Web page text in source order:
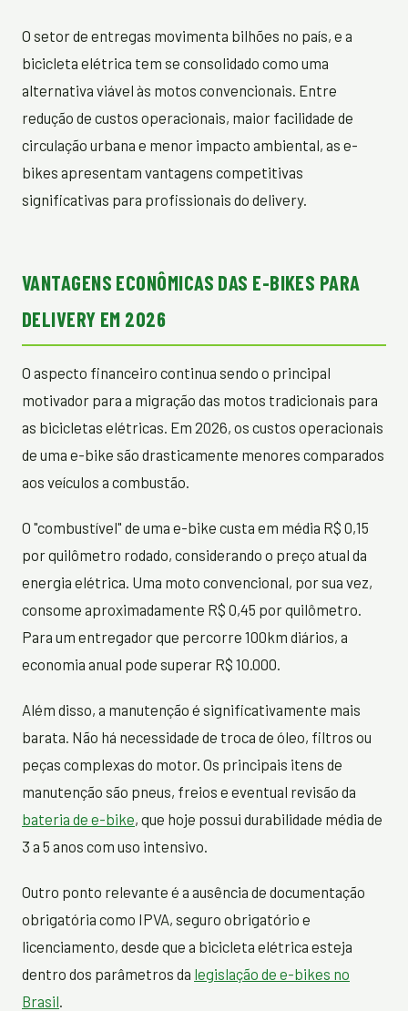
O setor de entregas movimenta bilhões no país, e a
bicicleta elétrica tem se consolidado como uma
alternativa viável às motos convencionais. Entre
redução de custos operacionais, maior facilidade de
circulação urbana e menor impacto ambiental, as e-
bikes apresentam vantagens competitivas
significativas para profissionais do delivery.
VANTAGENS ECONÔMICAS DAS E-BIKES PARA
DELIVERY EM 2026
O aspecto financeiro continua sendo o principal
motivador para a migração das motos tradicionais para
as bicicletas elétricas. Em 2026, os custos operacionais
de uma e-bike são drasticamente menores comparados
aos veículos a combustão.
O "combustível" de uma e-bike custa em média R$ 0,15
por quilômetro rodado, considerando o preço atual da
energia elétrica. Uma moto convencional, por sua vez,
consome aproximadamente R$ 0,45 por quilômetro.
Para um entregador que percorre 100km diários, a
economia anual pode superar R$ 10.000.
Além disso, a manutenção é significativamente mais
barata. Não há necessidade de troca de óleo, filtros ou
peças complexas do motor. Os principais itens de
manutenção são pneus, freios e eventual revisão da
bateria de e-bike, que hoje possui durabilidade média de
3 a 5 anos com uso intensivo.
Outro ponto relevante é a ausência de documentação
obrigatória como IPVA, seguro obrigatório e
licenciamento, desde que a bicicleta elétrica esteja
dentro dos parâmetros da legislação de e-bikes no
Brasil.